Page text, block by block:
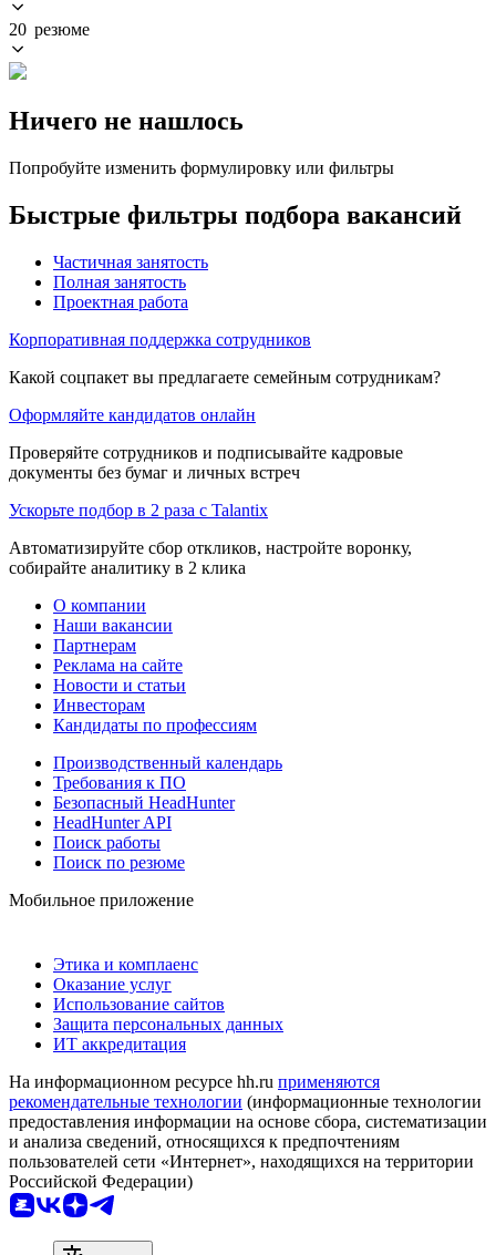
20 резюме
Ничего не нашлось
Попробуйте изменить формулировку или фильтры
Быстрые фильтры подбора вакансий
Частичная занятость
Полная занятость
Проектная работа
Корпоративная поддержка сотрудников
Какой соцпакет вы предлагаете семейным сотрудникам?
Оформляйте кандидатов онлайн
Проверяйте сотрудников и подписывайте кадровые
документы без бумаг и личных встреч
Ускорьте подбор в 2 раза с Talantix
Автоматизируйте сбор откликов, настройте воронку,
собирайте аналитику в 2 клика
О компании
Наши вакансии
Партнерам
Реклама на сайте
Новости и статьи
Инвесторам
Кандидаты по профессиям
Производственный календарь
Требования к ПО
Безопасный HeadHunter
HeadHunter API
Поиск работы
Поиск по резюме
Мобильное приложение
Этика и комплаенс
Оказание услуг
Использование сайтов
Защита персональных данных
ИТ аккредитация
На информационном ресурсе hh.ru применяются
рекомендательные технологии (информационные технологии
предоставления информации на основе сбора, систематизации
и анализа сведений, относящихся к предпочтениям
пользователей сети «Интернет», находящихся на территории
Российской Федерации)